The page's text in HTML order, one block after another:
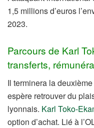
1,5 millions d’euros
2023.
Parcours de Karl
transferts,
Il terminera la
espère retrouver du
lyonnais. Karl Toko-
option d’achat. Lié à